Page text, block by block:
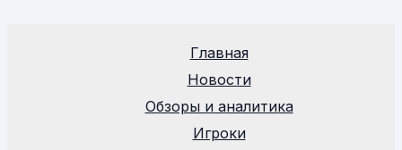
Главная
Новости
Обзоры и аналитика
Игроки